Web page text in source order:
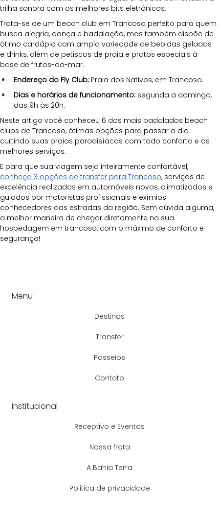
trilha sonora com os melhores bits eletrônicos.
Trata-se de um beach club em Trancoso perfeito para quem
busca alegria, dança e badalação, mas também dispõe de
ótimo cardápio com ampla variedade de bebidas geladas
e drinks, além de petiscos de praia e pratos especiais à
base de frutos-do-mar.
Endereço do Fly Club: Praia dos Nativos, em Trancoso.
Dias e horários de funcionamento: segunda a domingo,
das 9h às 20h.
Neste artigo você conheceu 6 dos mais badalados beach
clubs de Trancoso, ótimas opções para passar o dia
curtindo suas praias paradisíacas com todo conforto e os
melhores serviços.
E para que sua viagem seja inteiramente confortável,
conheça 3 opções de transfer para Trancoso, serviços de
excelência realizados em automóveis novos, climatizados e
guiados por motoristas profissionais e exímios
conhecedores das estradas da região. Sem dúvida alguma,
a melhor maneira de chegar diretamente na sua
hospedagem em trancoso, com o máximo de conforto e
segurança!
Institucional
Receptivo e Eventos
Nossa frota
A Bahia Terra
Politica de privacidade
Menu
Destinos
Transfer
Passeios
Contato